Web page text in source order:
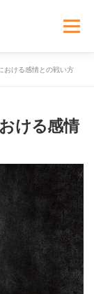
メニュー
おける感情との戦い方
ける感情